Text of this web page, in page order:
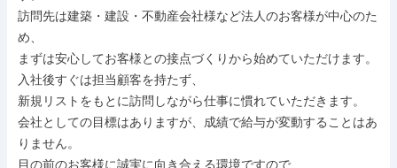
訪問先は建築・建設・不動産会社様など法人のお客様が中心のた
め、
まずは安心してお客様との接点づくりから始めていただけます。
入社後すぐは担当顧客を持たず、
新規リストをもとに訪問しながら仕事に慣れていただきます。
会社としての目標はありますが、成績で給与が変動することはあ
りません。
目の前のお客様に誠実に向き合える環境ですので、